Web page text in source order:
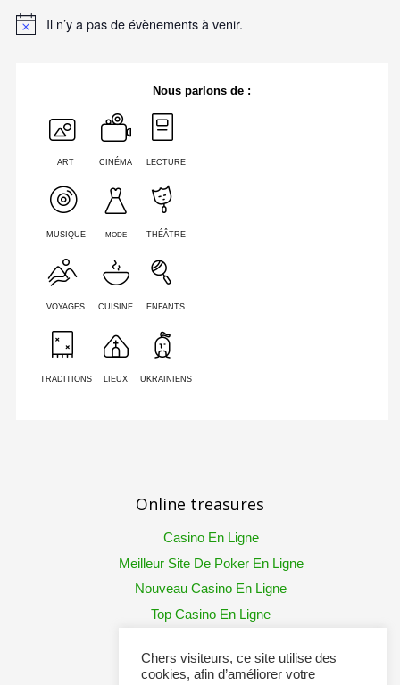
Il n’y a pas de évènements à venir.
Nous parlons de :
ART CINÉMA LECTURE
MUSIQUE MODE THÉÂTRE
VOYAGES CUISINE ENFANTS
TRADITIONS LIEUX UKRAINIENS
Online treasures
Casino En Ligne
Meilleur Site De Poker En Ligne
Nouveau Casino En Ligne
Top Casino En Ligne
Chers visiteurs, ce site utilise des
cookies, afin d’améliorer votre